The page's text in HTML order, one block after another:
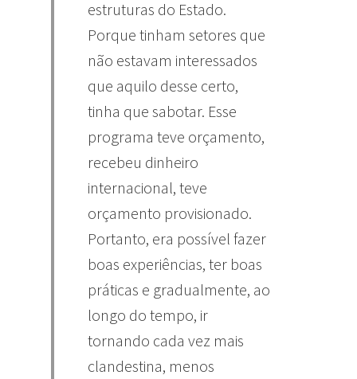
estruturas do Estado.
Porque tinham setores que
não estavam interessados
que aquilo desse certo,
tinha que sabotar. Esse
programa teve orçamento,
recebeu dinheiro
internacional, teve
orçamento provisionado.
Portanto, era possível fazer
boas experiências, ter boas
práticas e gradualmente, ao
longo do tempo, ir
tornando cada vez mais
clandestina, menos